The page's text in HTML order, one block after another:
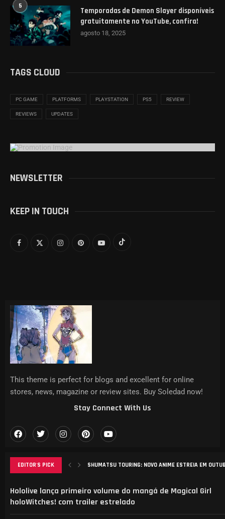
5
Temporadas de Demon Slayer disponíveis
gratuitamente no YouTube, confira!
agosto 18, 2025
TAGS CLOUD
PC GAME PLATFORMS PLAYSTATION PS5 REVIEW
REVIEWS UPDATES
NEWSLETTER
KEEP IN TOUCH
EDITOR'S PICK SHUMATSU TOURING: NOVO ANIME ESTREIA EM
Hololive lança primeiro volume do mangá de Magical Girl
holoWitches! com trailer estrelado
This theme is perfect for blogs and excellent for online
stores, news, magazine or review sites. Buy Soledad now!
Stay Connect With Us